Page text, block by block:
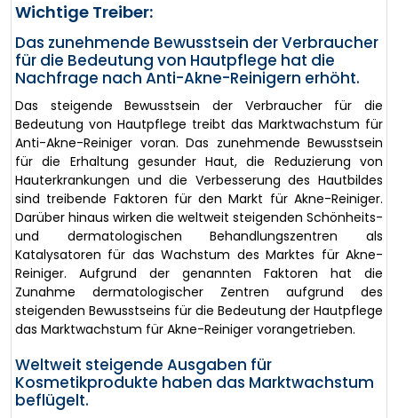
Wichtige Treiber:
Das zunehmende Bewusstsein der Verbraucher
für die Bedeutung von Hautpflege hat die
Nachfrage nach Anti-Akne-Reinigern erhöht.
Das steigende Bewusstsein der Verbraucher für die
Bedeutung von Hautpflege treibt das Marktwachstum für
Anti-Akne-Reiniger voran. Das zunehmende Bewusstsein
für die Erhaltung gesunder Haut, die Reduzierung von
Hauterkrankungen und die Verbesserung des Hautbildes
sind treibende Faktoren für den Markt für Akne-Reiniger.
Darüber hinaus wirken die weltweit steigenden Schönheits-
und dermatologischen Behandlungszentren als
Katalysatoren für das Wachstum des Marktes für Akne-
Reiniger. Aufgrund der genannten Faktoren hat die
Zunahme dermatologischer Zentren aufgrund des
steigenden Bewusstseins für die Bedeutung der Hautpflege
das Marktwachstum für Akne-Reiniger vorangetrieben.
Weltweit steigende Ausgaben für
Kosmetikprodukte haben das Marktwachstum
beflügelt.